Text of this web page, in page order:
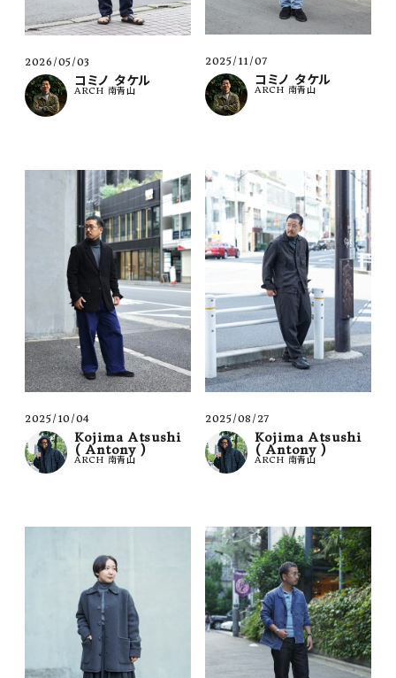
ACCOUNT MENU
meeting_room ログイン 会員登録
2026/05/03
コミノ タケル
ARCH 南青山
2025/11/07
コミノ タケル
ARCH 南青山
2025/10/04
Kojima Atsushi
( Antony )
ARCH 南青山
2025/08/27
Kojima Atsushi
( Antony )
ARCH 南青山